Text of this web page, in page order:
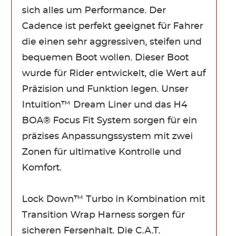
sich alles um Performance. Der
Cadence ist perfekt geeignet für Fahrer
die einen sehr aggressiven, steifen und
bequemen Boot wollen. Dieser Boot
wurde für Rider entwickelt, die Wert auf
Präzision und Funktion legen. Unser
Intuition™ Dream Liner und das H4
BOA® Focus Fit System sorgen für ein
präzises Anpassungssystem mit zwei
Zonen für ultimative Kontrolle und
Komfort.
Lock Down™ Turbo in Kombination mit
Transition Wrap Harness sorgen für
sicheren Fersenhalt. Die C.A.T.